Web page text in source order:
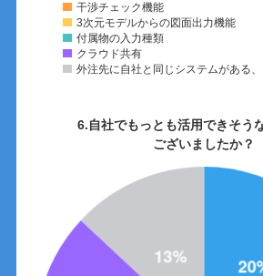
干渉チェック機能
3次元モデルからの図面出力機能
付属物の入力種類
クラウド共有
外注先に自社と同じシステムがある
6.自社でもっとも活用できそう
ございましたか？